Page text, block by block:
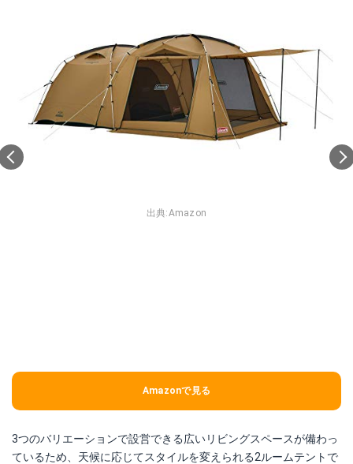
出典:Amazon
Amazonで見る
3つのバリエーションで設営できる広いリビングスペースが備わっ
ているため、天候に応じてスタイルを変えられる2ルームテントで